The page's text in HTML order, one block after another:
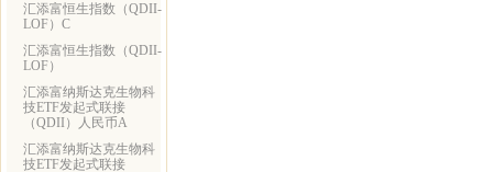
汇添富恒生指数（QDII-
LOF）C
汇添富恒生指数（QDII-
LOF）
汇添富纳斯达克生物科
技ETF发起式联接
（QDII）人民币A
汇添富纳斯达克生物科
技ETF发起式联接